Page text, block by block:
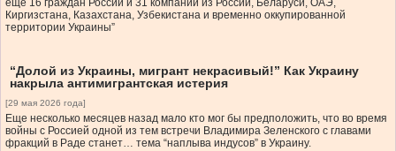
еще 16 граждан России и 31 компании из России, Беларуси, ОАЭ,
Киргизстана, Казахстана, Узбекистана и временно оккупированной
территории Украины”
“Долой из Украины, мигрант некрасивый!” Как Украину
накрыла антимигрантская истерия
[29 мая 2026 года]
Еще несколько месяцев назад мало кто мог бы предположить, что во время
войны с Россией одной из тем встречи Владимира Зеленского с главами
фракций в Раде станет… тема “наплыва индусов” в Украину.